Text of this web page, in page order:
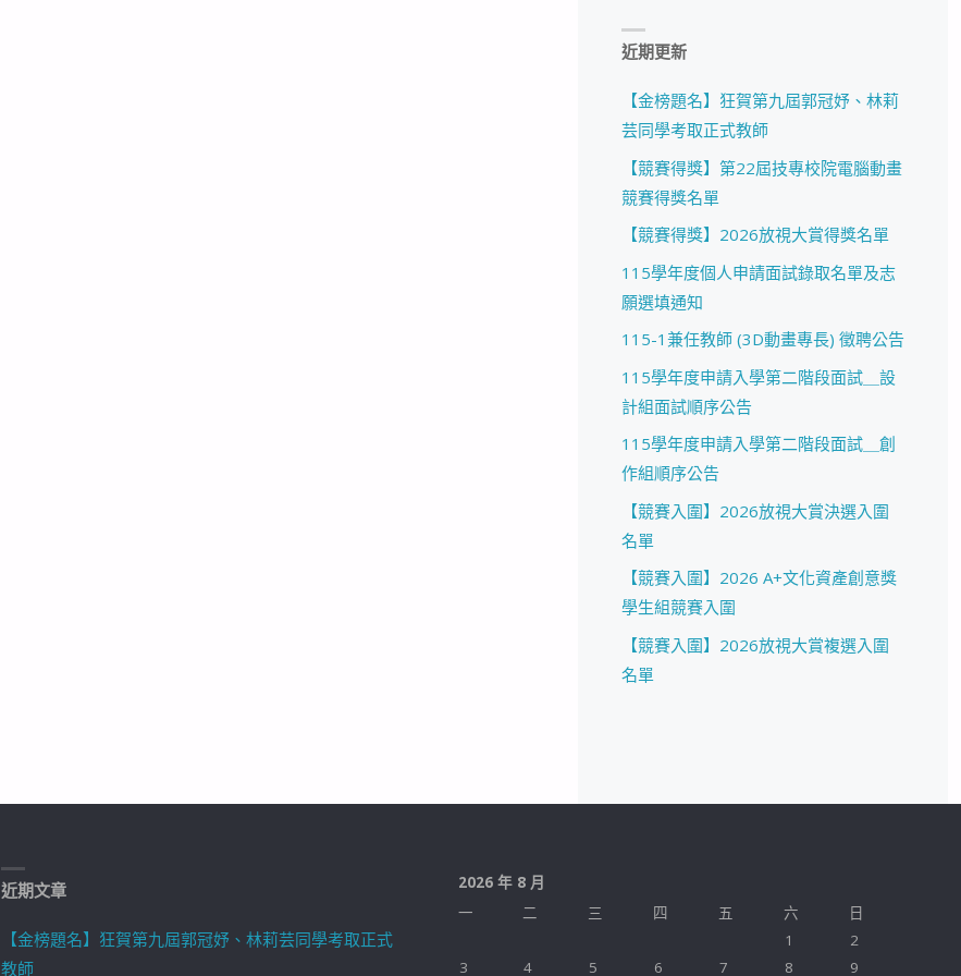
近期更新
【金榜題名】狂賀第九屆郭冠妤、林莉
芸同學考取正式教師
【競賽得獎】第22屆技專校院電腦動畫
競賽得獎名單
【競賽得獎】2026放視大賞得獎名單
115學年度個人申請面試錄取名單及志
願選填通知
115-1兼任教師 (3D動畫專長) 徵聘公告
115學年度申請入學第二階段面試＿設
計組面試順序公告
115學年度申請入學第二階段面試＿創
作組順序公告
【競賽入圍】2026放視大賞決選入圍
名單
【競賽入圍】2026 A+文化資產創意獎
學生組競賽入圍
【競賽入圍】2026放視大賞複選入圍
名單
近期文章
【金榜題名】狂賀第九屆郭冠妤、林莉芸同學考取正式
教師
2026 年 8 月
一
二 三 四 五 六
日
1
2
3
4 5 6 7 8 9